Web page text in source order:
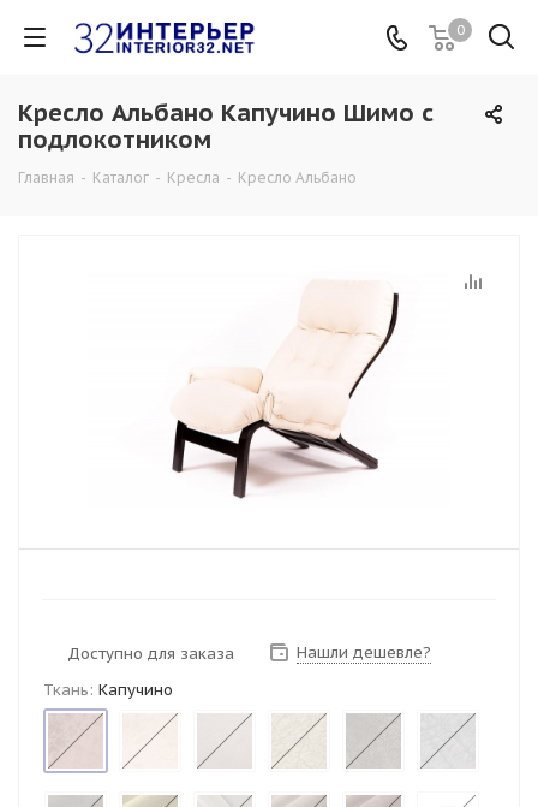
0
Кресло Альбано Капучино Шимо с
подлокотником
Главная - Каталог - Кресла - Кресло Альбано
Доступно для заказа
Нашли дешевле?
Ткань: Капучино